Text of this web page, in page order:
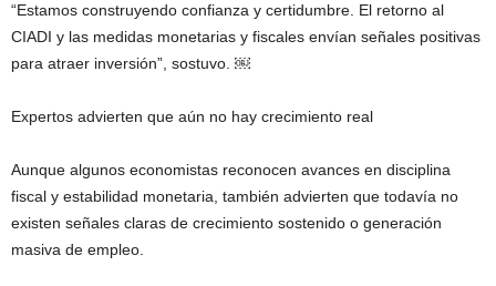
“Estamos construyendo confianza y certidumbre. El retorno al
CIADI y las medidas monetarias y fiscales envían señales positivas
para atraer inversión”, sostuvo. ￼
Expertos advierten que aún no hay crecimiento real
Aunque algunos economistas reconocen avances en disciplina
fiscal y estabilidad monetaria, también advierten que todavía no
existen señales claras de crecimiento sostenido o generación
masiva de empleo.